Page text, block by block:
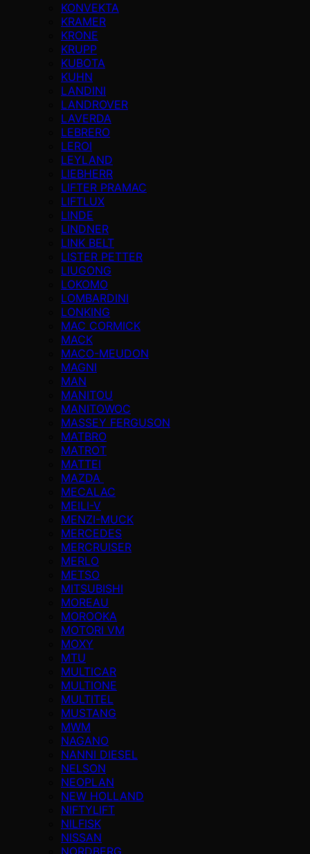
KONVEKTA
KRAMER
KRONE
KRUPP
KUBOTA
KUHN
LANDINI
LANDROVER
LAVERDA
LEBRERO
LEROI
LEYLAND
LIEBHERR
LIFTER PRAMAC
LIFTLUX
LINDE
LINDNER
LINK BELT
LISTER PETTER
LIUGONG
LOKOMO
LOMBARDINI
LONKING
MAC CORMICK
MACK
MACO-MEUDON
MAGNI
MAN
MANITOU
MANITOWOC
MASSEY FERGUSON
MATBRO
MATROT
MATTEI
MAZDA
MECALAC
MEILI-V
MENZI-MUCK
MERCEDES
MERCRUISER
MERLO
METSO
MITSUBISHI
MOREAU
MOROOKA
MOTORI VM
MOXY
MTU
MULTICAR
MULTIONE
MULTITEL
MUSTANG
MWM
NAGANO
NANNI DIESEL
NELSON
NEOPLAN
NEW HOLLAND
NIFTYLIFT
NILFISK
NISSAN
NORDBERG